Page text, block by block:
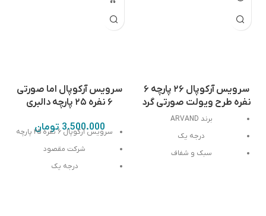
سرویس آرکوپال ۲۶ پارچه ۶
نفره طرح ویولت صورتی گرد
برند ARVAND
درجه یک
سبک و شفاف
سرویس آرکوپال اما صورتی
۶ نفره ۲۵ پارچه دالبری
3.500.000 تومان سرویس آرکوپال ۶ نفره ۲۵ پارچه
شرکت مقصود
درجه یک